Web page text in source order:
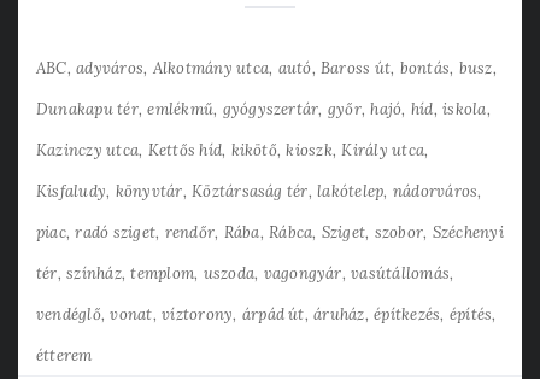
ABC adyváros Alkotmány utca autó Baross út bontás busz
Dunakapu tér emlékmű gyógyszertár győr hajó híd iskola
Kazinczy utca Kettős híd kikötő kioszk Király utca
Kisfaludy könyvtár Köztársaság tér lakótelep nádorváros
piac radó sziget rendőr Rába Rábca Sziget szobor Széchenyi
tér színház templom uszoda vagongyár vasútállomás
vendéglő vonat víztorony árpád út áruház építkezés építés
étterem